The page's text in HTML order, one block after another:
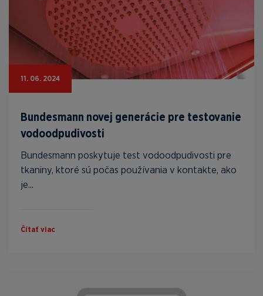
11. 06. 2024
Bundesmann novej generácie pre testovanie
vodoodpudivosti
Bundesmann poskytuje test vodoodpudivosti pre
tkaniny, ktoré sú počas používania v kontakte, ako
je...
Čítať viac